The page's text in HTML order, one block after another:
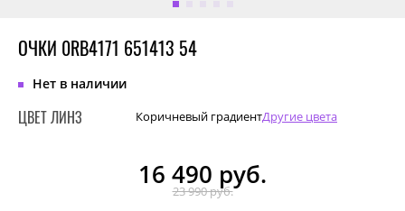
ОЧКИ 0RB4171 651413 54
Нет в наличии
ЦВЕТ ЛИНЗ Коричневый градиентДругие цвета
16 490 руб.
23 990 руб.